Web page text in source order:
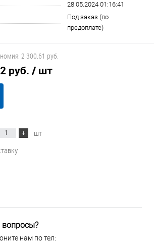
28.05.2024 01:16:41
Под заказ (по
предоплате)
2 300.61 руб.
руб. / шт
шт
вопросы?
нам по тел: